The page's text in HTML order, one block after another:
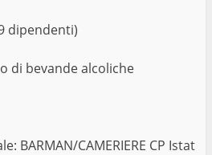
dipendenti)
di bevande alcoliche
BARMAN/CAMERIERE CP Istat